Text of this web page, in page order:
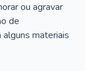
ou agravar
de
materiais